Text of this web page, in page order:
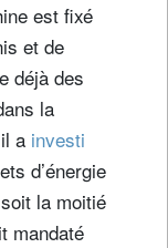
est fixé
et de
déjà des
la
a investi
d’énergie
la moitié
mandaté